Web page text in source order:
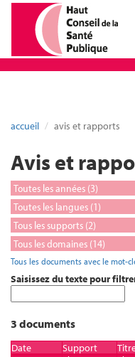
accueil avis et rapports
Avis et
Tous les documents avec le mot-
Saisissez du texte pour
3 documents
Date Support